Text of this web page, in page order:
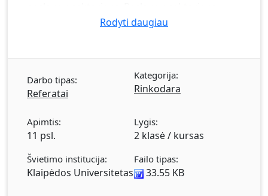
kitimo ypatumai. Paslaugų sektorius Lietuvoje.
Rodyti daugiau
Darbo tipas:
Referatai
Kategorija:
Rinkodara
Apimtis:
11 psl.
Lygis:
2 klasė / kursas
Švietimo institucija:
Klaipėdos Universitetas
Failo tipas:
33.55 KB